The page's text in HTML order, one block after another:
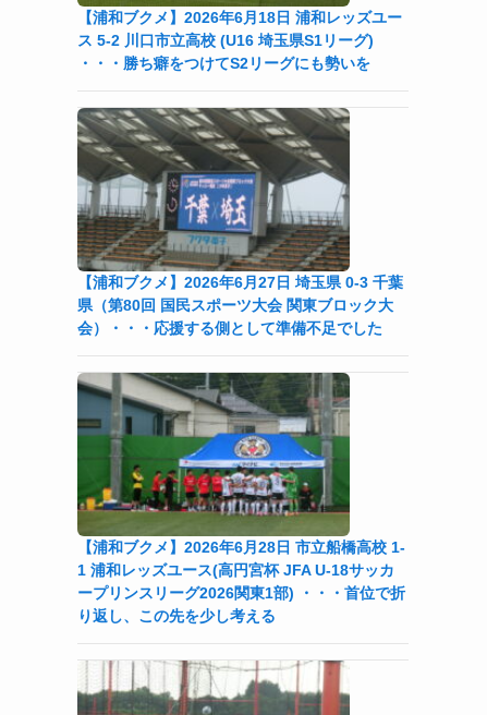
【浦和ブクメ】2026年6月18日 浦和レッズユー
ス 5-2 川口市立高校 (U16 埼玉県S1リーグ)
・・・勝ち癖をつけてS2リーグにも勢いを
【浦和ブクメ】2026年6月27日 埼玉県 0-3 千葉
県（第80回 国民スポーツ大会 関東ブロック大
会）・・・応援する側として準備不足でした
【浦和ブクメ】2026年6月28日 市立船橋高校 1-
1 浦和レッズユース(高円宮杯 JFA U-18サッカ
ープリンスリーグ2026関東1部) ・・・首位で折
り返し、この先を少し考える